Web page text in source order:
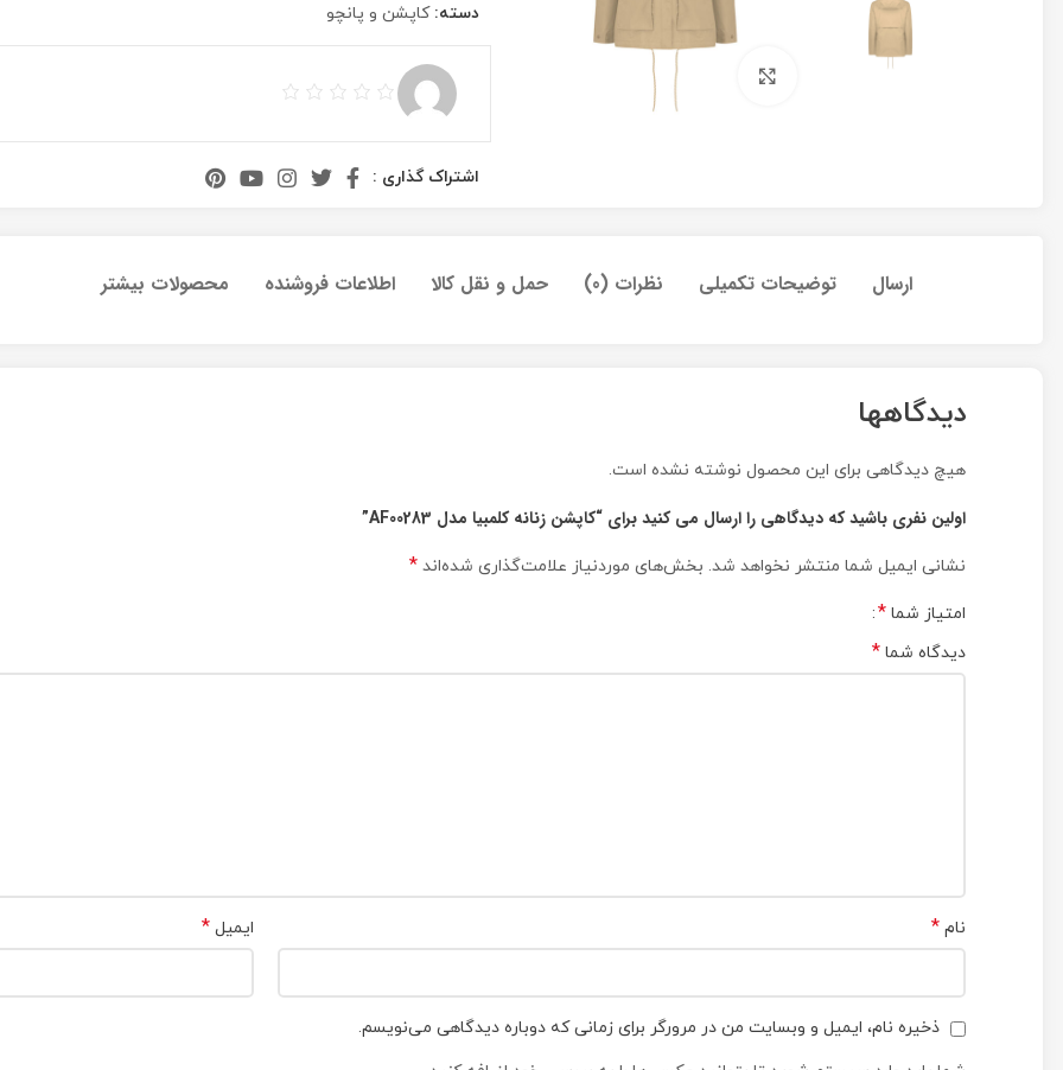
برای بزرگنمایی کلیک کنید
دسته: کاپشن و پانچو
اشتراک گذاری :
ارسال توضیحات تکمیلی نظرات (0) حمل و نقل کالا اطلاعات فروشنده محصولات بیشتر
دیدگاهها
هیچ دیدگاهی برای این محصول نوشته نشده است.
اولین نفری باشید که دیدگاهی را ارسال می کنید برای “کاپشن زنانه کلمبیا مدل AF00283”
نشانی ایمیل شما منتشر نخواهد شد. بخش‌های موردنیاز علامت‌گذاری شده‌اند *
امتیاز شما *
دیدگاه شما *
نام * ایمیل *
ذخیره نام، ایمیل و وبسایت من در مرورگر برای زمانی که دوباره دیدگاهی می‌نویسم.